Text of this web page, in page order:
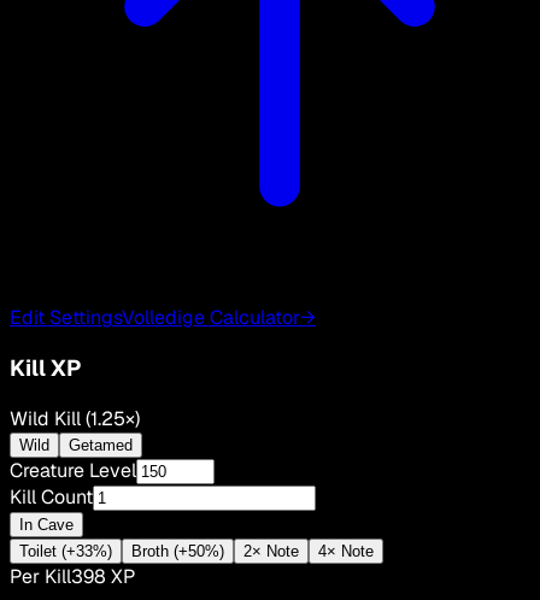
Edit SettingsVolledige Calculator→
Kill XP
Wild Kill (1.25×)
Wild Getamed
Creature Level
Kill Count
In Cave
Toilet (+33%)
Broth (+50%) 2× Note 4× Note
Per Kill398 XP